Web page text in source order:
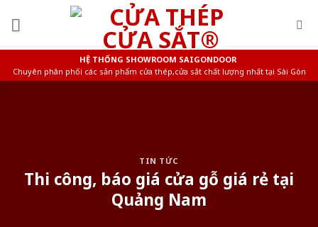
HỆ THỐNG SHOWROOM SAIGONDOOR
Chuyên phân phối các sản phẩm cửa thép,cửa sắt chất lượng nhất tại Sài Gòn
TIN TỨC
Thi công, báo giá cửa gỗ giá rẻ tại
Quảng Nam